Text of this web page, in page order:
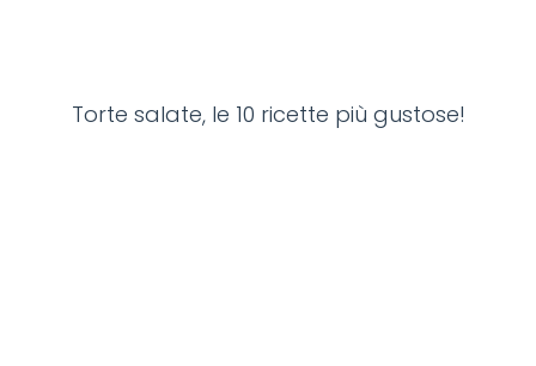
Torte salate, le 10 ricette più gustose!